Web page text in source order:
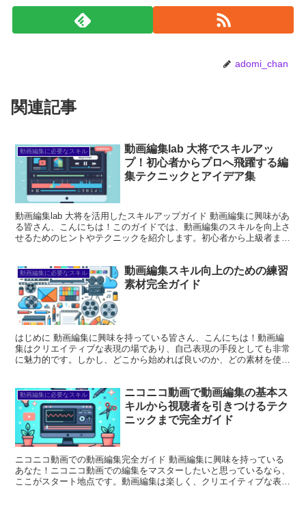
adomi_chan
関連記事
動画編集に必要なスキル
動画編集lab 大将でスキルアッ
プ！初心者からプロへ飛躍する編
集テクニックとアイデア集
動画編集lab 大将を活用したスキルアップガイド 動画編集に興味があ
る皆さん、こんにちは！このガイドでは、動画編集のスキルを向上さ
せるためのヒントやテクニックを紹介します。初心者から上級者ま
動画編集に必要なスキル
動画編集スキル向上のための練習
素材完全ガイド
はじめに 動画編集に興味を持っている皆さん、こんにちは！動画編
集はクリエイティブな表現の場であり、自己表現の手段としても非常
に魅力的です。しかし、どこから始めれば良いのか、どの素材を使え
動画編集に必要なスキル
ニコニコ動画で動画編集の基本ス
キルから視聴者を引きつけるテク
ニックまで完全ガイド
ニコニコ動画での動画編集完全ガイド 動画編集に興味を持っている
あなた！ニコニコ動画での編集をマスターしたいと思っているなら、
ここがスタート地点です。動画編集は楽しく、クリエイティブな表現